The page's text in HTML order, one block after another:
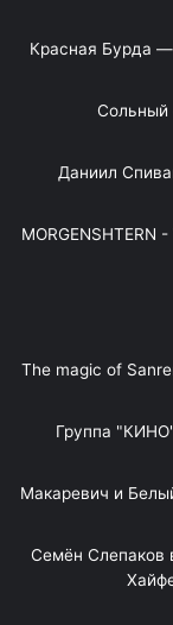
Красная Бурда —
"Даниил
MORGENSHTERN
"The magic of
Группа
Макаревич и
Семён Слепаков